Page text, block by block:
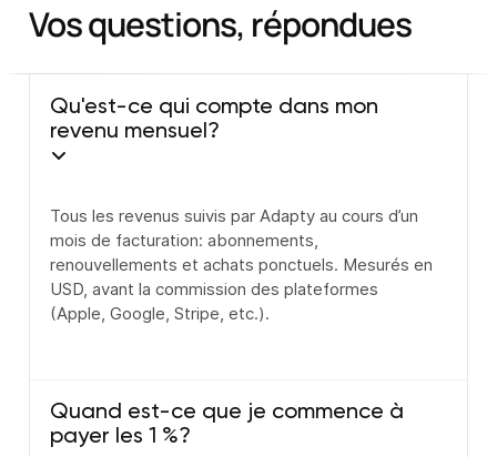
Vos questions, répondues
Qu'est-ce qui compte dans mon
revenu mensuel?
Tous les revenus suivis par Adapty au cours d’un
mois de facturation: abonnements,
renouvellements et achats ponctuels. Mesurés en
USD, avant la commission des plateformes
(Apple, Google, Stripe, etc.).
Quand est-ce que je commence à
payer les 1 %?